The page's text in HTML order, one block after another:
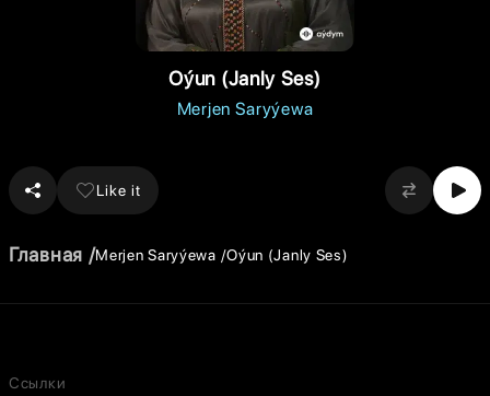
Oýun (Janly Ses)
Merjen Saryýewa
Like it
Главная Merjen Saryýewa Oýun (Janly Ses)
Ссылки